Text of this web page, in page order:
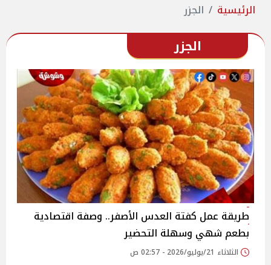
الرئيسية الجزر
الجزر
طريقة عمل كفتة العدس الأصفر.. وصفة اقتصادية
بطعم شهي وسهلة التحضير
الثلاثاء 21/يوليو/2026 - 02:57 ص